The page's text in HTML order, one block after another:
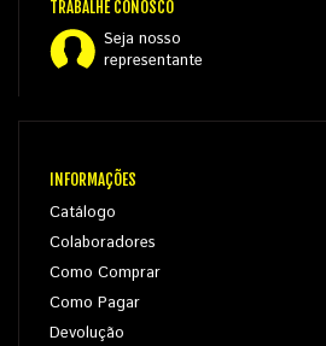
TRABALHE CONOSCO
Seja nosso
representante
INFORMAÇÕES
Catálogo
Colaboradores
Como Comprar
Como Pagar
Devolução